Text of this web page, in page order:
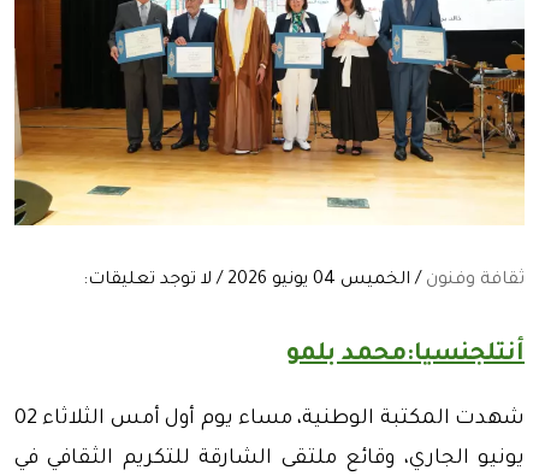
ثقافة وفنون / الخميس 04 يونيو 2026 / لا توجد تعليقات:
أنتلجنسيا:محمد بلمو
شهدت المكتبة الوطنية، مساء يوم أول أمس الثلاثاء 02
يونيو الجاري، وقائع ملتقى الشارقة للتكريم الثقافي في